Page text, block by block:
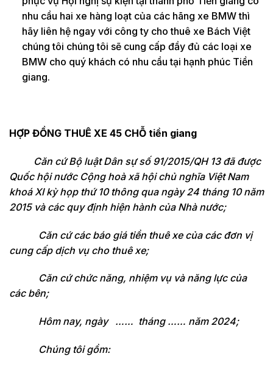
nhu cầu hai xe hàng loạt của các hãng xe BMW thì
hãy liên hệ ngay với công ty cho thuê xe Bách Việt
chúng tôi chúng tôi sẽ cung cấp đầy đủ các loại xe
BMW cho quý khách có nhu cầu tại hạnh phúc Tiền
giang.
HỢP ĐỒNG THUÊ XE 45 CHỖ tiền giang
Căn cứ Bộ luật Dân sự số 91/2015/QH 13 đã được
Quốc hội nước Cộng hoà xã hội chủ nghĩa Việt Nam
khoá XI kỳ họp thứ 10 thông qua ngày 24 tháng 10 năm
2015 và các quy định hiện hành của Nhà nước;
Căn cứ các báo giá tiền thuê xe của các đơn vị
cung cấp dịch vụ cho thuê xe;
Căn cứ chức năng, nhiệm vụ và năng lực của
các bên;
Hôm nay, ngày …… tháng …… năm 2024;
Chúng tôi gồm: